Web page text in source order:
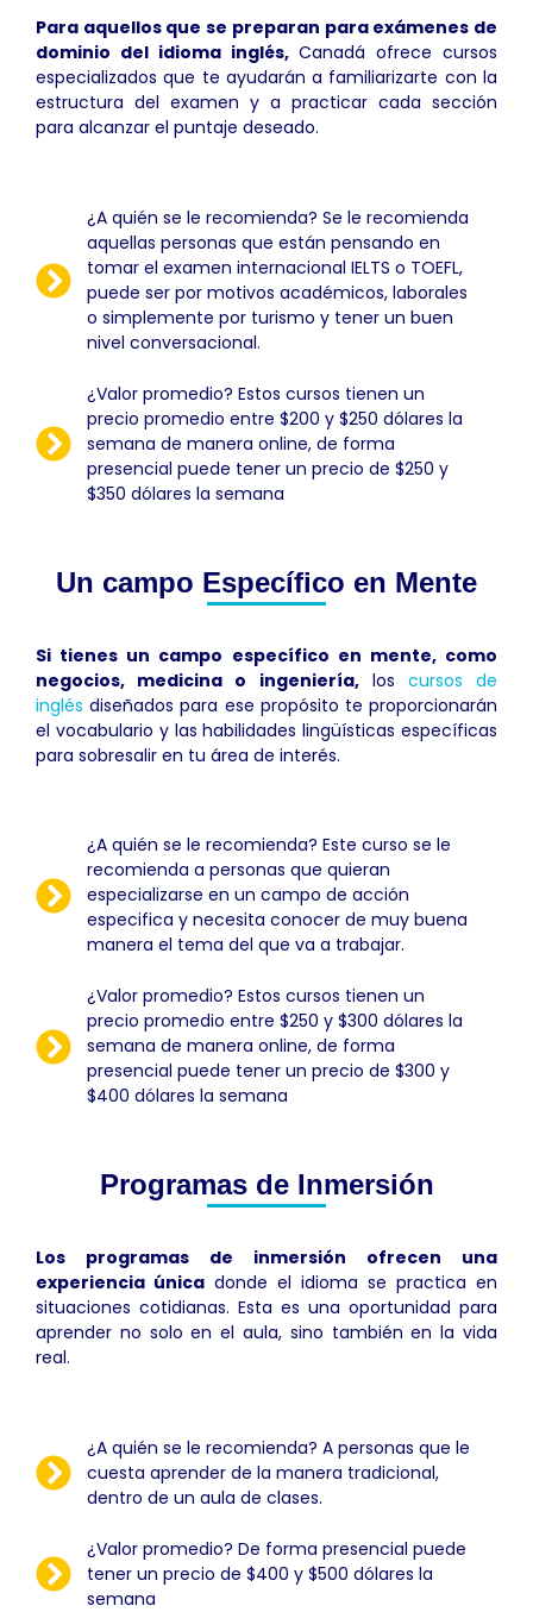
Para aquellos que se preparan para exámenes de
dominio del idioma inglés,Canadá ofrece cursos
especializados que te ayudarán a familiarizarte con la
estructura del examen y a practicar cada sección
para alcanzar el puntaje deseado.
¿A quién se le recomienda? Se le recomienda
aquellas personas que están pensando en
tomar el examen internacional IELTS o TOEFL,
puede ser por motivos académicos, laborales
o simplemente por turismo y tener un buen
nivel conversacional.
¿Valor promedio? Estos cursos tienen un
precio promedio entre $200 y $250 dólares la
semana de manera online, de forma
presencial puede tener un precio de $250 y
$350 dólares la semana
Un campo Específico en Mente
Si tienes un campo específico en mente, como
negocios, medicina o ingeniería,los cursos de
inglés diseñados para ese propósito te proporcionarán
el vocabulario y las habilidades lingüísticas específicas
para sobresalir en tu área de interés.
¿A quién se le recomienda? Este curso se le
recomienda a personas que quieran
especializarse en un campo de acción
especifica y necesita conocer de muy buena
manera el tema del que va a trabajar.
¿Valor promedio? Estos cursos tienen un
precio promedio entre $250 y $300 dólares la
semana de manera online, de forma
presencial puede tener un precio de $300 y
$400 dólares la semana
Programas de Inmersión
Los programas de inmersión ofrecen una
experiencia única donde el idioma se practica en
situaciones cotidianas. Esta es una oportunidad para
aprender no solo en el aula, sino también en la vida
real.
¿A quién se le recomienda? A personas que le
cuesta aprender de la manera tradicional,
dentro de un aula de clases.
¿Valor promedio? De forma presencial puede
tener un precio de $400 y $500 dólares la
semana